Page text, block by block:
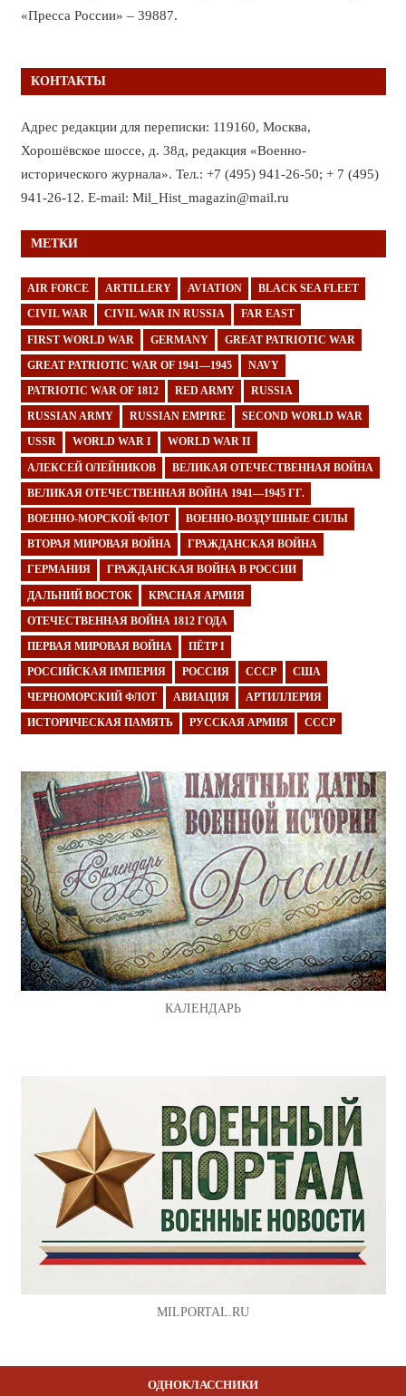
«Пресса России» – 39887.
КОНТАКТЫ
Адрес редакции для переписки: 119160, Москва,
Хорошёвское шоссе, д. 38д, редакция «Военно-
исторического журнала». Тел.: +7 (495) 941-26-50; + 7 (495)
941-26-12. E-mail: Mil_Hist_magazin@mail.ru
МЕТКИ
AIR FORCE ARTILLERY AVIATION BLACK SEA FLEET
CIVIL WAR CIVIL WAR IN RUSSIA FAR EAST
FIRST WORLD WAR GERMANY GREAT PATRIOTIC WAR
GREAT PATRIOTIC WAR OF 1941—1945 NAVY
PATRIOTIC WAR OF 1812 RED ARMY RUSSIA
RUSSIAN ARMY RUSSIAN EMPIRE SECOND WORLD WAR
USSR WORLD WAR I WORLD WAR II
АЛЕКСЕЙ ОЛЕЙНИКОВ ВЕЛИКАЯ ОТЕЧЕСТВЕННАЯ ВОЙНА
ВЕЛИКАЯ ОТЕЧЕСТВЕННАЯ ВОЙНА 1941—1945 ГГ.
ВОЕННО-МОРСКОЙ ФЛОТ ВОЕННО-ВОЗДУШНЫЕ СИЛЫ
ВТОРАЯ МИРОВАЯ ВОЙНА ГРАЖДАНСКАЯ ВОЙНА
ГЕРМАНИЯ ГРАЖДАНСКАЯ ВОЙНА В РОССИИ
ДАЛЬНИЙ ВОСТОК КРАСНАЯ АРМИЯ
ОТЕЧЕСТВЕННАЯ ВОЙНА 1812 ГОДА
ПЕРВАЯ МИРОВАЯ ВОЙНА ПЁТР I
РОССИЙСКАЯ ИМПЕРИЯ РОССИЯ СССР США
ЧЕРНОМОРСКИЙ ФЛОТ АВИАЦИЯ АРТИЛЛЕРИЯ
ИСТОРИЧЕСКАЯ ПАМЯТЬ РУССКАЯ АРМИЯ СССР
КАЛЕНДАРЬ
MILPORTAL.RU
ОДНОКЛАССНИКИ